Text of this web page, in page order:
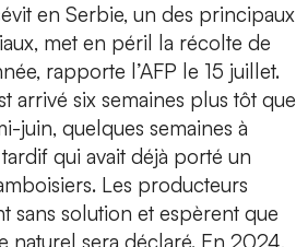
en Serbie, un des principaux
met en péril la récolte de
rapporte l’AFP le 15 juillet.
arrivé six semaines plus tôt que
juin, quelques semaines à
qui avait déjà porté un
Les producteurs
sans solution et espèrent que
naturel sera déclaré. En 2024,